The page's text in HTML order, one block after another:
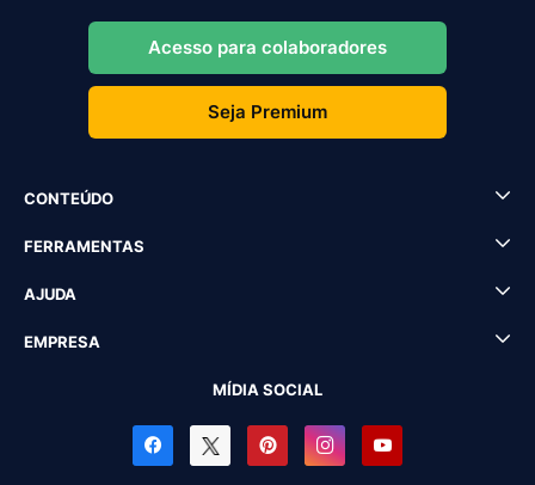
Acesso para colaboradores
Seja Premium
CONTEÚDO
FERRAMENTAS
AJUDA
EMPRESA
MÍDIA SOCIAL